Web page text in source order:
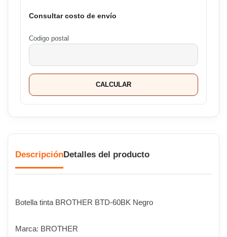
Consultar costo de envío
Codigo postal
CALCULAR
DescripciónDetalles del producto
Botella tinta BROTHER BTD-60BK Negro
Marca: BROTHER